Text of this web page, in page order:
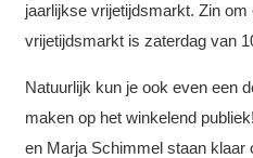
jaarlijkse vrijetijdsmarkt. Zin
vrijetijdsmarkt is zaterdag van
Natuurlijk kun je ook even een
maken op het winkelend
en Marja Schimmel staan klaar